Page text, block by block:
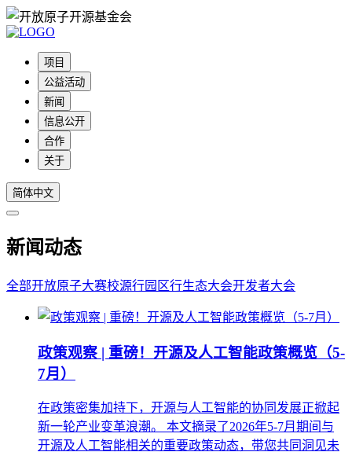
项目
公益活动
新闻
信息公开
合作
关于
简体中文
新闻动态
全部开放原子大赛校源行园区行生态大会开发者大会
政策观察 | 重磅！开源及人工智能政策概览（5-
7月）
在政策密集加持下，开源与人工智能的协同发展正掀起
新一轮产业变革浪潮。 本文摘录了2026年5-7月期间与
开源及人工智能相关的重要政策动态，带您共同洞见未